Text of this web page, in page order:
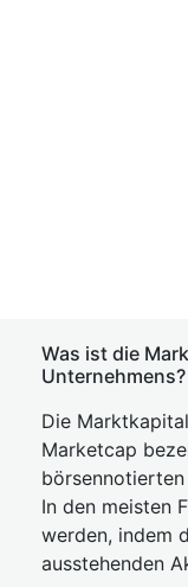
Was ist die
Unternehmens?
Die
Marketcap
In den meisten
werden, indem
ausstehenden